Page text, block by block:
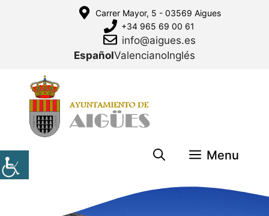
Carrer Mayor, 5 - 03569 Aigues
+34 965 69 00 61
info@aigues.es
EspañolValencianoInglés
Menu